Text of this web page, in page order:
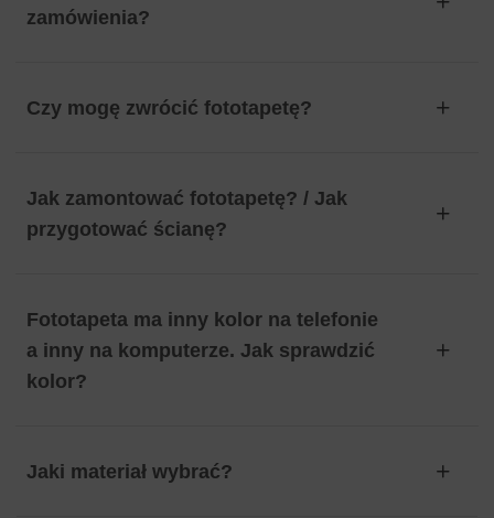
zamówienia?
Czy mogę zwrócić fototapetę?
Jak zamontować fototapetę? / Jak
przygotować ścianę?
Fototapeta ma inny kolor na telefonie
a inny na komputerze. Jak sprawdzić
kolor?
Jaki materiał wybrać?